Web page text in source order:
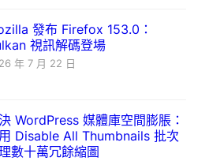
發布 Firefox 153.0：
視訊解碼登場
年 7 月 22 日
WordPress 媒體庫空間膨脹：
Disable All Thumbnails 批次
數十萬冗餘縮圖